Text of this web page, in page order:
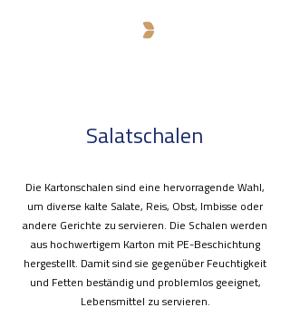
Salatschalen
Die Kartonschalen sind eine hervorragende Wahl,
um diverse kalte Salate, Reis, Obst, Imbisse oder
andere Gerichte zu servieren. Die Schalen werden
aus hochwertigem Karton mit PE-Beschichtung
hergestellt. Damit sind sie gegenüber Feuchtigkeit
und Fetten beständig und problemlos geeignet,
Lebensmittel zu servieren.